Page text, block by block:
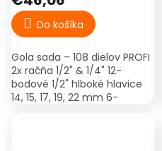
Do košíka
Gola sada – 108 dielov PROFI
2x račňa 1/2" & 1/4" 12-
bodové 1/2" hlboké hlavice
14, 15, 17, 19, 22 mm 6-